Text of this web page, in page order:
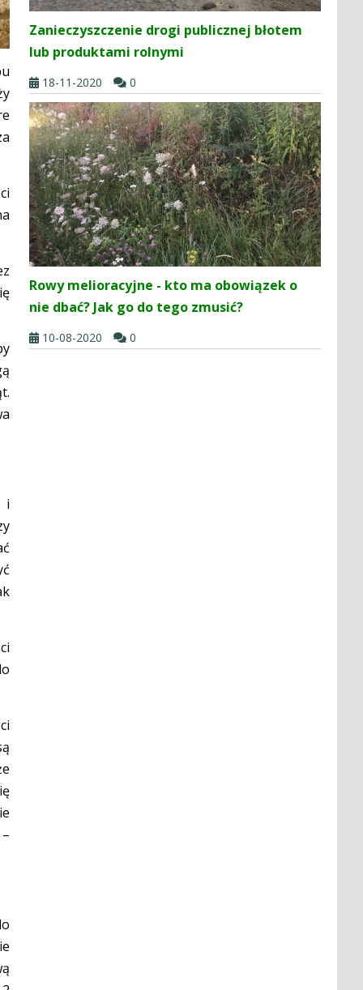
i
Zanieczyszczenie drogi publicznej błotem
lub produktami rolnymi
18-11-2020 0
Rowy melioracyjne - kto ma obowiązek o
nie dbać? Jak go do tego zmusić?
10-08-2020 0